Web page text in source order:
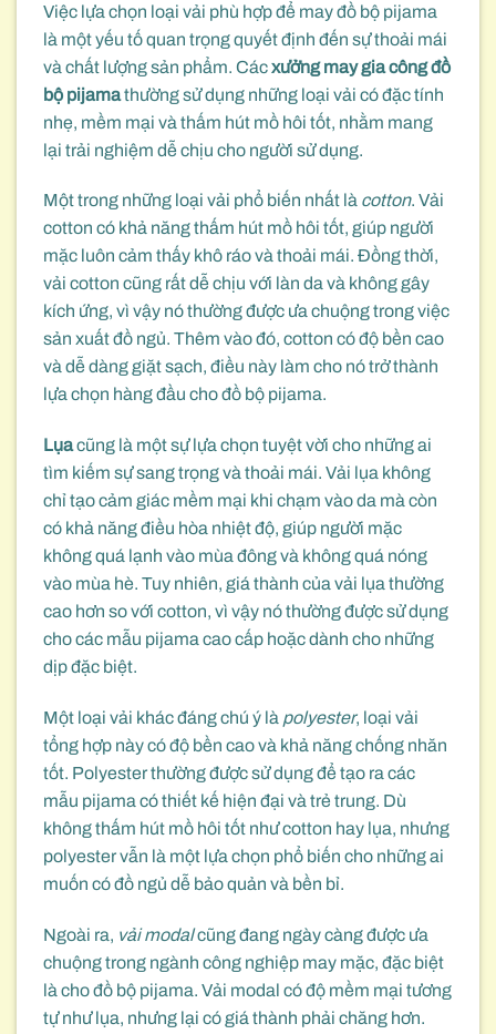
Việc lựa chọn loại vải phù hợp để may đồ bộ pijama
là một yếu tố quan trọng quyết định đến sự thoải mái
và chất lượng sản phẩm. Cácxưởng may gia công đồ
bộ pijamathường sử dụng những loại vải có đặc tính
nhẹ, mềm mại và thấm hút mồ hôi tốt, nhằm mang
lại trải nghiệm dễ chịu cho người sử dụng.
Một trong những loại vải phổ biến nhất là cotton. Vải
cotton có khả năng thấm hút mồ hôi tốt, giúp người
mặc luôn cảm thấy khô ráo và thoải mái. Đồng thời,
vải cotton cũng rất dễ chịu với làn da và không gây
kích ứng, vì vậy nó thường được ưa chuộng trong việc
sản xuất đồ ngủ. Thêm vào đó, cotton có độ bền cao
và dễ dàng giặt sạch, điều này làm cho nó trở thành
lựa chọn hàng đầu cho đồ bộ pijama.
Lụacũng là một sự lựa chọn tuyệt vời cho những ai
tìm kiếm sự sang trọng và thoải mái. Vải lụa không
chỉ tạo cảm giác mềm mại khi chạm vào da mà còn
có khả năng điều hòa nhiệt độ, giúp người mặc
không quá lạnh vào mùa đông và không quá nóng
vào mùa hè. Tuy nhiên, giá thành của vải lụa thường
cao hơn so với cotton, vì vậy nó thường được sử dụng
cho các mẫu pijama cao cấp hoặc dành cho những
dịp đặc biệt.
Một loại vải khác đáng chú ý là polyester, loại vải
tổng hợp này có độ bền cao và khả năng chống nhăn
tốt. Polyester thường được sử dụng để tạo ra các
mẫu pijama có thiết kế hiện đại và trẻ trung. Dù
không thấm hút mồ hôi tốt như cotton hay lụa, nhưng
polyester vẫn là một lựa chọn phổ biến cho những ai
muốn có đồ ngủ dễ bảo quản và bền bỉ.
Ngoài ra, vải modalcũng đang ngày càng được ưa
chuộng trong ngành công nghiệp may mặc, đặc biệt
là cho đồ bộ pijama. Vải modal có độ mềm mại tương
tự như lụa, nhưng lại có giá thành phải chăng hơn.